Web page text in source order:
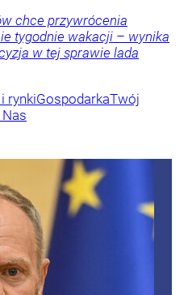
chce przywrócenia
tygodnie wakacji – wynika
w tej sprawie lada
rynkiGospodarkaTwój